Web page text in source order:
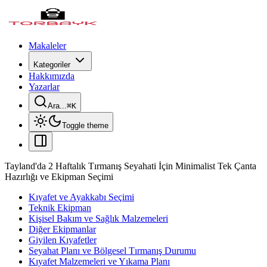
Makaleler
Kategoriler
Hakkımızda
Yazarlar
Ara...⌘K
Toggle theme
Tayland'da 2 Haftalık Tırmanış Seyahati İçin Minimalist Tek Çanta
Hazırlığı ve Ekipman Seçimi
Kıyafet ve Ayakkabı Seçimi
Teknik Ekipman
Kişisel Bakım ve Sağlık Malzemeleri
Diğer Ekipmanlar
Giyilen Kıyafetler
Seyahat Planı ve Bölgesel Tırmanış Durumu
Kıyafet Malzemeleri ve Yıkama Planı